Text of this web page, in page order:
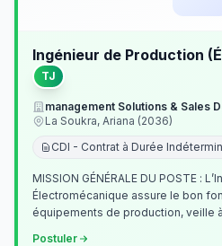
Ingénieur de Production
TJ
management Solutions & Sales
La Soukra, Ariana (2036)
CDI - Contrat à Durée
MISSION GÉNÉRALE DU POSTE :
Électromécanique assure le bon
équipements de production, veille
Postuler